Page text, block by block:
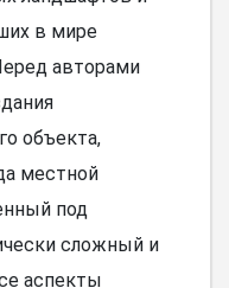
в мире
авторами
объекта,
местной
под
сложный и
аспекты